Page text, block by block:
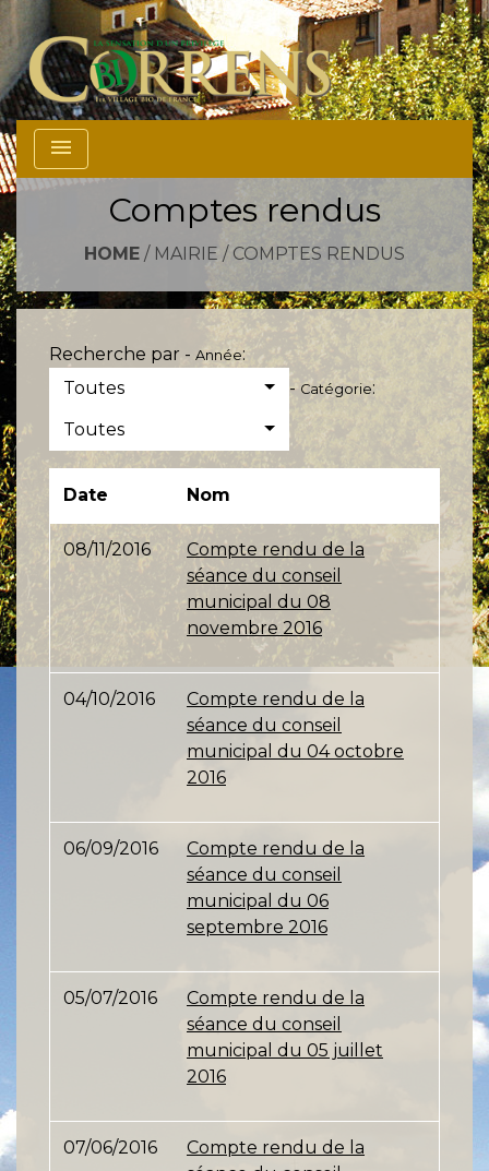
menu
Comptes rendus
HOME / MAIRIE /COMPTES RENDUS
Recherche par - Année:
Toutes
- Catégorie:
Toutes
Date Nom
08/11/2016
Compte rendu de la
séance du conseil
municipal du 08
novembre 2016
04/10/2016
Compte rendu de la
séance du conseil
municipal du 04 octobre
2016
06/09/2016
Compte rendu de la
séance du conseil
municipal du 06
septembre 2016
05/07/2016
Compte rendu de la
séance du conseil
municipal du 05 juillet
2016
07/06/2016
Compte rendu de la